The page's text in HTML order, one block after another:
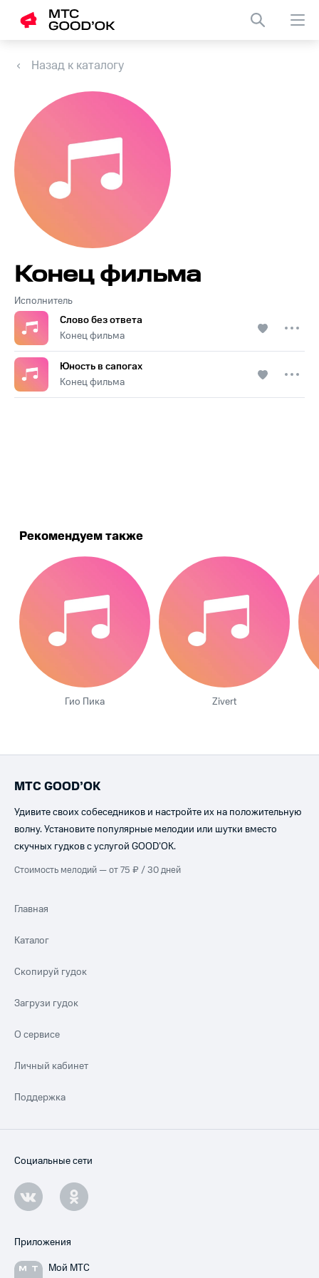
Назад к каталогу
Исполнитель
Конец фильма
Слово без ответа
Конец фильма
Юность в сапогах
Конец фильма
Рекомендуем также
Гио Пика Zivert
МТС GOOD’OK
Удивите своих собеседников и настройте их на положительную
волну. Установите популярные мелодии или шутки вместо
скучных гудков с услугой GOOD’OK.
Стоимость мелодий — от 75 ₽ / 30 дней
Главная
Каталог
Скопируй гудок
Загрузи гудок
О сервисе
Личный кабинет
Поддержка
Социальные сети
Приложения
Мой МТС